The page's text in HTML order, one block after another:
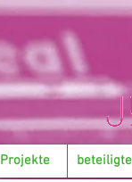
Projekte